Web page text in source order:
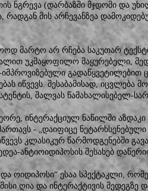
ნგრევა (დარბაზში მჯდომი და
რადგან მის არჩევანზეა
მარტო არ რჩება საკუთარ
უკმაყოფილო მაყურებელი,
იმპროვიზებული
იწვევს. შესაბამისად, იცვლება
შალვას წამახალისებელ-
ინტერაქციულ ნაწილში
- „დაიფიცე
კლასიკურ წარმოდგენებში
ანტიოიდიპოსის შესახებ
ოიდიპოსი“ ესაა სპექტაკლი,
ღია და ინტერაქტივის შედეგზე